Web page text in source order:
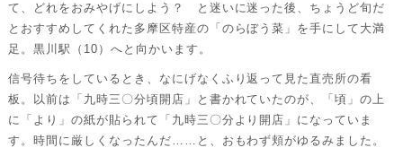
て、どれをおみやげにしよう？ と迷いに迷った後、ちょうど旬だ
とおすすめしてくれた多摩区特産の「のらぼう菜」を手にして大満
足。黒川駅（10）へと向かいます。
信号待ちをしているとき、なにげなくふり返って見た直売所の看
板。以前は「九時三〇分頃開店」と書かれていたのが、「頃」の上
に「より」の紙が貼られて「九時三〇分より開店」になっていま
す。時間に厳しくなったんだ……と、おもわず頬がゆるみました。